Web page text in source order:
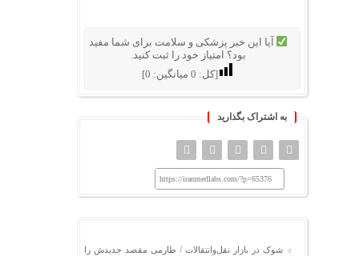
آیا این خبر پزشکی و سلامت برای شما مفید
بود؟ امتیاز خود را ثبت کنید.
[کل: 0میانگین: 0
]
به اشتراک بگذارید
https://iranmedlabs.com/?p=65376
شوک در بازار نقل‌وانتقالات / طارمی مقصد جدیدش را